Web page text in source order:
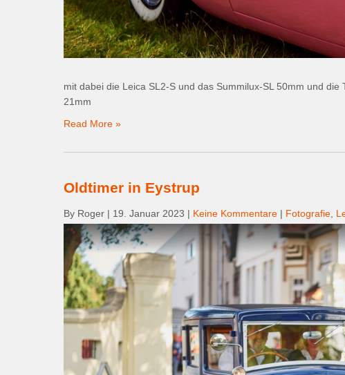
mit dabei die Leica SL2-S und das Summilux-SL 50mm und
21mm
Read More »
Oldtimer in Eystrup
By Roger | 19. Januar 2023 | Keine Kommentare | Fotografie,